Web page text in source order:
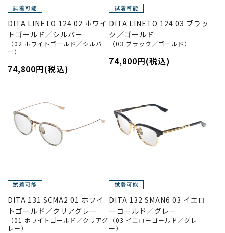
DITA LINETO 124 02 ホワイ
トゴールド／シルバー
（02 ホワイトゴールド／シルバ
ー）
74,800円(税込)
DITA LINETO 124 03 ブラッ
ク／ゴールド
（03 ブラック／ゴールド）
74,800円(税込)
DITA 131 SCMA2 01 ホワイ
トゴールド／クリアグレー
（01 ホワイトゴールド／クリアグ
レー）
DITA 132 SMAN6 03 イエロ
ーゴールド／グレー
（03 イエローゴールド／グレ
ー）